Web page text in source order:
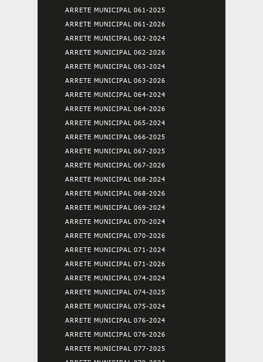
ARRETE MUNICIPAL 061-2025
ARRETE MUNICIPAL 061-2026
ARRETE MUNICIPAL 062-2024
ARRETE MUNICIPAL 062-2026
ARRETE MUNICIPAL 063-2024
ARRETE MUNICIPAL 063-2026
ARRETE MUNICIPAL 064-2024
ARRETE MUNICIPAL 064-2026
ARRETE MUNICIPAL 065-2024
ARRETE MUNICIPAL 066-2025
ARRETE MUNICIPAL 067-2025
ARRETE MUNICIPAL 067-2026
ARRETE MUNICIPAL 068-2024
ARRETE MUNICIPAL 068-2026
ARRETE MUNICIPAL 069-2024
ARRETE MUNICIPAL 070-2024
ARRETE MUNICIPAL 070-2026
ARRETE MUNICIPAL 071-2024
ARRETE MUNICIPAL 071-2026
ARRETE MUNICIPAL 074-2024
ARRETE MUNICIPAL 074-2025
ARRETE MUNICIPAL 075-2024
ARRETE MUNICIPAL 076-2024
ARRETE MUNICIPAL 076-2026
ARRETE MUNICIPAL 077-2025